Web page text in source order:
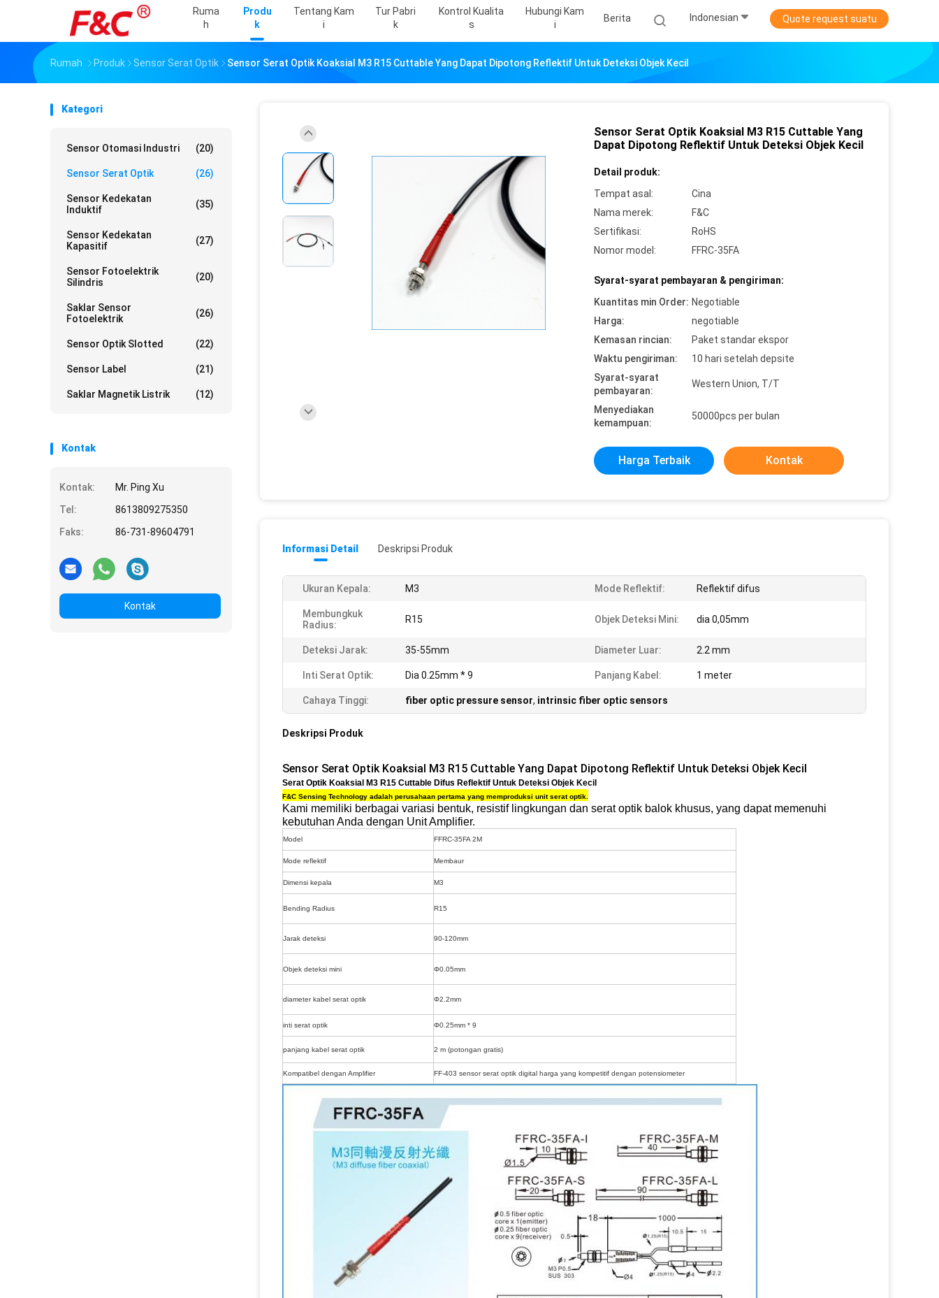
Ruma
H
Produ
K
Tentang Kam
I
Tur Pabri
K
Kontrol Kualita
S
Hubungi Kam
I
Berita Indonesian Quote request suatu
Rumah Produk Sensor Serat Optik Sensor Serat Optik Koaksial M3 R15 Cuttable Yang Dapat Dipotong Reflektif Untuk Deteksi Objek Kecil
Kategori
Sensor Otomasi Industri (20)
Sensor Serat Optik (26)
Sensor Kedekatan
Induktif
(35)
Sensor Kedekatan
Kapasitif
(27)
Sensor Fotoelektrik
Silindris
(20)
Saklar Sensor
Fotoelektrik
(26)
Sensor Optik Slotted (22)
Sensor Label (21)
Saklar Magnetik Listrik (12)
Kontak
Kontak:
Mr. Ping Xu
Tel:
8613809275350
Faks:
86-731-89604791
Kontak
Sensor Serat Optik Koaksial M3 R15 Cuttable Yang
Dapat Dipotong Reflektif Untuk Deteksi Objek Kecil
Detail produk:
Tempat asal:
Cina
Nama merek:
F&C
Sertifikasi:
RoHS
Nomor model:
FFRC-35FA
Syarat-syarat pembayaran & pengiriman:
Kuantitas min Order: Negotiable
Harga:
negotiable
Kemasan rincian:
Paket standar ekspor
Waktu pengiriman:
10 hari setelah depsite
Syarat-syarat
pembayaran:
Western Union, T/T
Menyediakan
kemampuan:
50000pcs per bulan
Harga Terbaik Kontak
Informasi Detail Deskripsi Produk
Ukuran Kepala: M3 Mode Reflektif: Reflektif difus
Membungkuk
Radius:
R15 Objek Deteksi Mini: dia 0,05mm
Deteksi Jarak: 35-55mm Diameter Luar: 2.2 mm
Inti Serat Optik: Dia 0.25mm * 9 Panjang Kabel: 1 meter
Cahaya Tinggi: fiber optic pressure sensor, intrinsic fiber optic sensors
Deskripsi Produk
Sensor Serat Optik Koaksial M3 R15 Cuttable Yang Dapat Dipotong Reflektif Untuk Deteksi Objek Kecil
Serat Optik Koaksial M3 R15 Cuttable Difus Reflektif Untuk Deteksi Objek Kecil
F&C Sensing Technology adalah perusahaan pertama yang memproduksi unit serat optik.
Kami memiliki berbagai variasi bentuk, resistif lingkungan dan serat optik balok khusus, yang dapat memenuhi
kebutuhan Anda dengan Unit Amplifier.
Model FFRC-35FA 2M
Mode reflektif Membaur
Dimensi kepala M3
Bending Radius R15
Jarak deteksi 90-120mm
Objek deteksi mini Φ0.05mm
diameter kabel serat optik Φ2.2mm
inti serat optik Φ0.25mm * 9
panjang kabel serat optik 2 m (potongan gratis)
Kompatibel dengan Amplifier FF-403 sensor serat optik digital harga yang kompetitif dengan potensiometer